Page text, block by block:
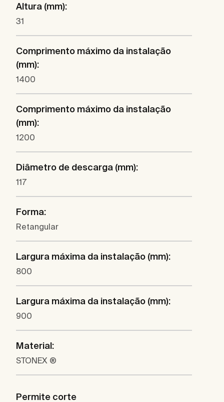
Altura (mm):
31
Comprimento máximo da instalação
(mm):
1400
Comprimento máximo da instalação
(mm):
1200
Diâmetro de descarga (mm):
117
Forma:
Retangular
Largura máxima da instalação (mm):
800
Largura máxima da instalação (mm):
900
Material:
STONEX ®
Permite corte